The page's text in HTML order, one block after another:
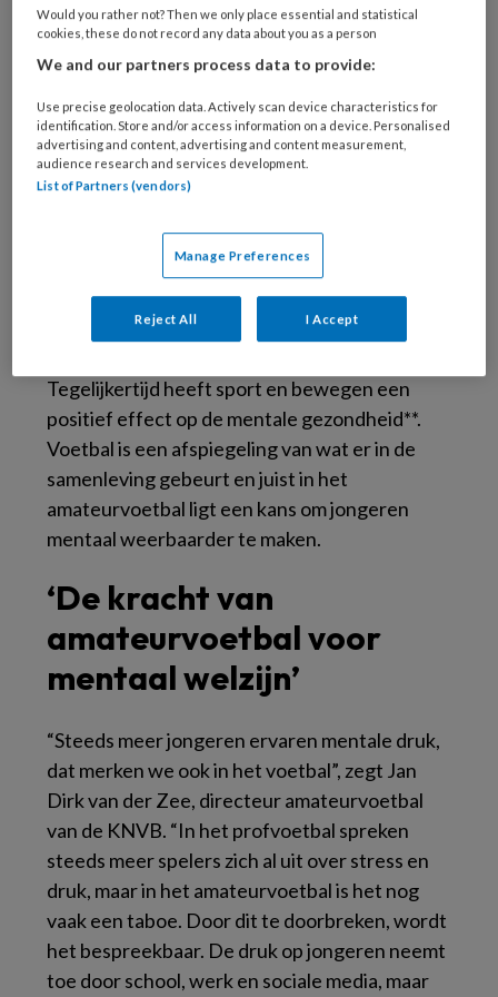
de nasleep van de coronapandemie tot
prestatiedruk en sociale media – raken
depressie in 2030 wereldwijd de meest
voorkomende ziekte is*: een signaal dat
mentaal welzijn urgente aandacht verdient. Uit
jongeren psychische klachten heeft.
Problemen die ook worden meegenomen het
sportpark op. Want wat jongeren thuis of
online ervaren, heeft direct invloed op hoe ze
Tegelijkertijd heeft sport en bewegen een
positief effect op de mentale gezondheid**.
Voetbal is een afspiegeling van wat er in de
samenleving gebeurt en juist in het
amateurvoetbal ligt een kans om jongeren
mentaal weerbaarder te maken.
‘De kracht van
amateurvoetbal voor
mentaal welzijn’
“Steeds meer jongeren ervaren mentale druk,
dat merken we ook in het voetbal”, zegt Jan
Dirk van der Zee, directeur amateurvoetbal
van de KNVB. “In het profvoetbal spreken
steeds meer spelers zich al uit over stress en
druk, maar in het amateurvoetbal is het nog
vaak een taboe. Door dit te doorbreken, wordt
het bespreekbaar. De druk op jongeren neemt
toe door school, werk en sociale media, maar
Would you rather not? Then we only place essential and statistical
cookies, these do not record any data about you as a person
We and our partners process data to provide:
Use precise geolocation data. Actively scan device characteristics for
identification. Store and/or access information on a device. Personalised
advertising and content, advertising and content measurement,
audience research and services development.
List of Partners (vendors)
Manage Preferences
Reject All I Accept